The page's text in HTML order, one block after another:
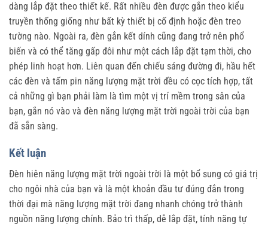
dàng lắp đặt theo thiết kế. Rất nhiều đèn được gắn theo kiểu
truyền thống giống như bất kỳ thiết bị cố định hoặc đèn treo
tường nào. Ngoài ra, đèn gắn kết dính cũng đang trở nên phổ
biến và có thể tăng gấp đôi như một cách lắp đặt tạm thời, cho
phép linh hoạt hơn. Liên quan đến chiếu sáng đường đi, hầu hết
các đèn và tấm pin năng lượng mặt trời đều có cọc tích hợp, tất
cả những gì bạn phải làm là tìm một vị trí mềm trong sân của
bạn, gắn nó vào và đèn năng lượng mặt trời ngoài trời của bạn
đã sẵn sàng.
Kết luận
Đèn hiên năng lượng mặt trời ngoài trời là một bổ sung có giá trị
cho ngôi nhà của bạn và là một khoản đầu tư đúng đắn trong
thời đại mà năng lượng mặt trời đang nhanh chóng trở thành
nguồn năng lượng chính. Bảo trì thấp, dễ lắp đặt, tính năng tự